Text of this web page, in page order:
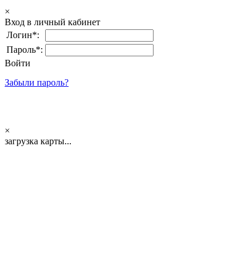
×
Вход в личный кабинет
Логин*:
Пароль*:
Войти
Забыли пароль?
×
загрузка карты...